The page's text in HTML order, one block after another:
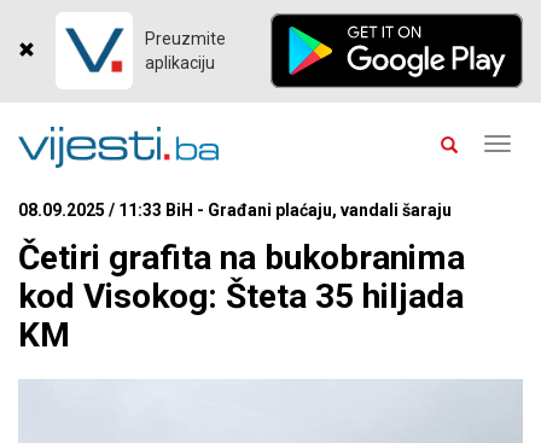
Preuzmite
aplikaciju
08.09.2025 / 11:33 BiH - Građani plaćaju, vandali šaraju
Četiri grafita na bukobranima
kod Visokog: Šteta 35 hiljada
KM